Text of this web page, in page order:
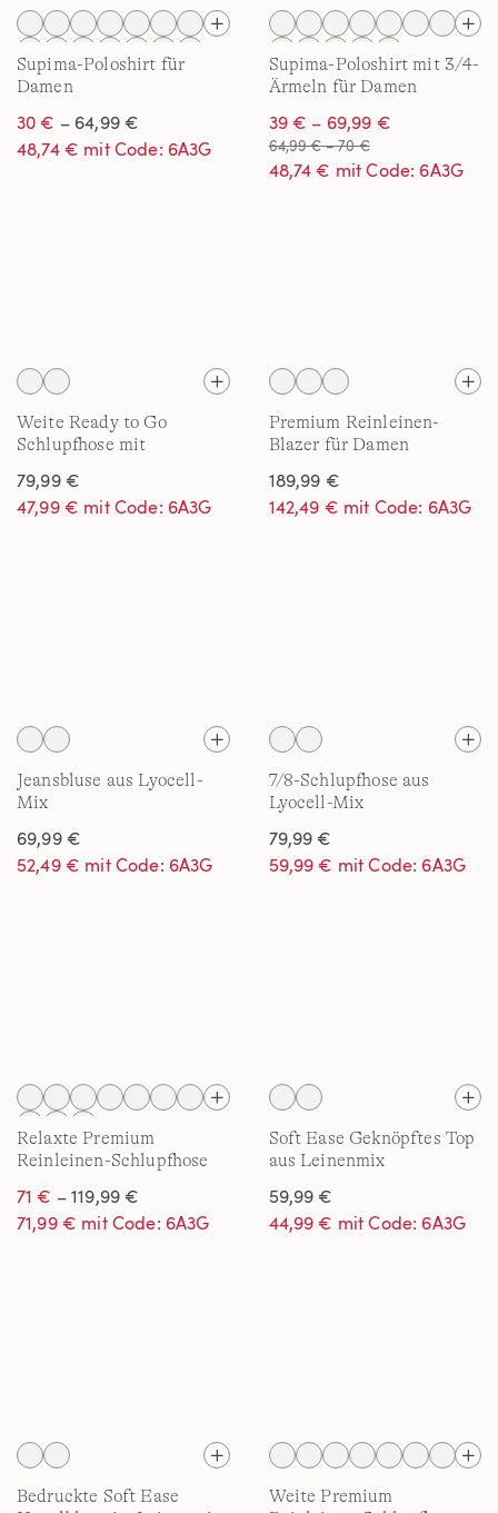
Supima-Poloshirt für
Damen
30 € – 64,99 €
48,74 € mit Code: 6A3G
Supima-Poloshirt mit 3/4-
Ärmeln für Damen
39 € – 69,99 €
64,99 € – 70 €
48,74 € mit Code: 6A3G
Weite Ready to Go
Schlupfhose mit
79,99 €
47,99 € mit Code: 6A3G
Premium Reinleinen-
Blazer für Damen
189,99 €
142,49 € mit Code: 6A3G
Jeansbluse aus Lyocell-
Mix
69,99 €
52,49 € mit Code: 6A3G
7/8-Schlupfhose aus
Lyocell-Mix
79,99 €
59,99 € mit Code: 6A3G
Relaxte Premium
Reinleinen-Schlupfhose
71 € – 119,99 €
71,99 € mit Code: 6A3G
Soft Ease Geknöpftes Top
aus Leinenmix
59,99 €
44,99 € mit Code: 6A3G
Bedruckte Soft Ease
Weite Premium